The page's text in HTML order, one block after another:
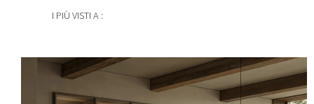
I PIÙ VISTI A :